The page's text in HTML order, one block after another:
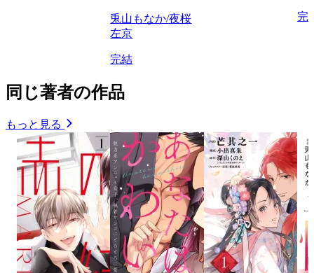
兎山もなか/夜桜
左京
完結
完
同じ著者の作品
もっと見る